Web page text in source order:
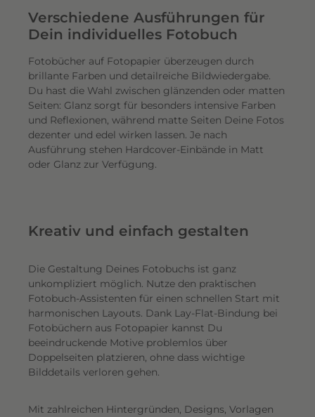
Verschiedene Ausführungen für
Dein individuelles Fotobuch
Fotobücher auf Fotopapier überzeugen durch
brillante Farben und detailreiche Bildwiedergabe.
Du hast die Wahl zwischen glänzenden oder matten
Seiten: Glanz sorgt für besonders intensive Farben
und Reflexionen, während matte Seiten Deine Fotos
dezenter und edel wirken lassen. Je nach
Ausführung stehen Hardcover-Einbände in Matt
oder Glanz zur Verfügung.
Kreativ und einfach gestalten
Die Gestaltung Deines Fotobuchs ist ganz
unkompliziert möglich. Nutze den praktischen
Fotobuch-Assistenten für einen schnellen Start mit
harmonischen Layouts. Dank Lay-Flat-Bindung bei
Fotobüchern aus Fotopapier kannst Du
beeindruckende Motive problemlos über
Doppelseiten platzieren, ohne dass wichtige
Bilddetails verloren gehen.
Mit zahlreichen Hintergründen, Designs, Vorlagen